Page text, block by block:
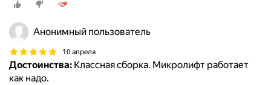
Анонимный пользователь
10 апреля
Достоинства: Классная сборка. Микролифт работает
как надо.